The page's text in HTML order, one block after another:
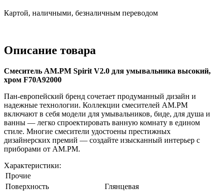
Картой, наличными, безналичным переводом
Описание товара
Смеситель AM.PM Spirit V2.0 для умывальника высокий,
хром F70A92000
Пан-европейский бренд сочетает продуманный дизайн и
надежные технологии. Коллекции смесителей AM.PM
включают в себя модели для умывальников, биде, для душа и
ванны — легко спроектировать ванную комнату в едином
стиле. Многие смесители удостоены престижных
дизайнерских премий — создайте изысканный интерьер с
приборами от AM.PM.
Характеристики:
Прочие
Поверхность
Глянцевая